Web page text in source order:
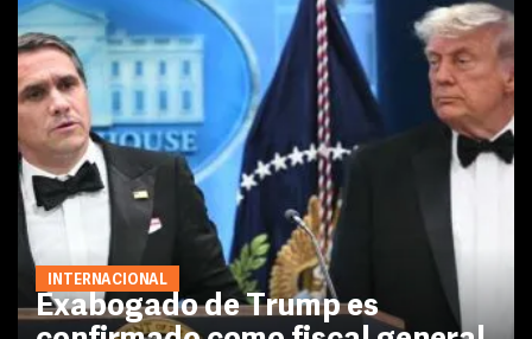
INTERNACIONAL
Exabogado de Trump es